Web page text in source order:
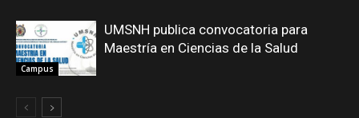
Campus
UMSNH publica convocatoria para
Maestría en Ciencias de la Salud